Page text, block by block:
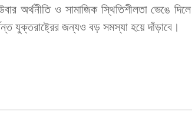
অর্থনীতি ও সামাজিক স্থিতিশীলতা ভেঙে দিলে
যুক্তরাষ্ট্রের জন্যও বড় সমস্যা হয়ে দাঁড়াবে।